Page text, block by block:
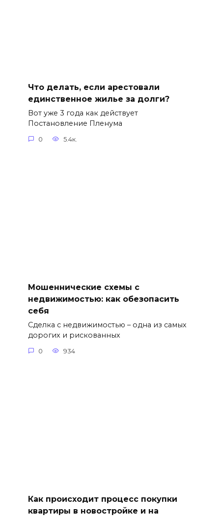
Что делать, если арестовали
единственное жилье за долги?
Вот уже 3 года как действует
Постановление Пленума
0 5.4к.
Мошеннические схемы с
недвижимостью: как обезопасить
себя
Сделка с недвижимостью – одна из самых
дорогих и рискованных
0 934
Как происходит процесс покупки
квартиры в новостройке и на